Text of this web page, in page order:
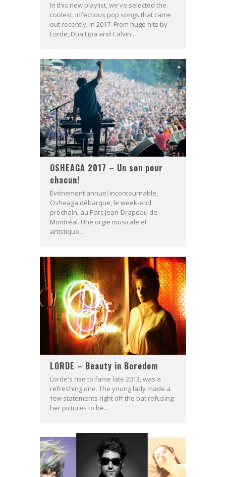
In this new playlist, we've selected the
coolest, infectious pop songs that came
out recently, in 2017. From huge hits by
Lorde, Dua Lipa and Calvin...
OSHEAGA 2017 – Un son pour
chacun!
Événement annuel incontournable,
Osheaga débarque, le week-end
prochain, au Parc Jean-Drapeau de
Montréal. Une orgie musicale et
artistique...
LORDE – Beauty in Boredom
Lorde's rise to fame late 2013, was a
refreshing one. The young lady made a
few statements right off the bat refusing
her pictures to be...